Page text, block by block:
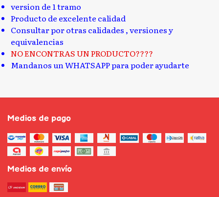
version de 1 tramo
Producto de excelente calidad
Consultar por otras calidades , versiones y
equivalencias
NO ENCONTRAS UN PRODUCTO????
Mandanos un WHATSAPP para poder ayudarte
Medios de pago
Medios de envío